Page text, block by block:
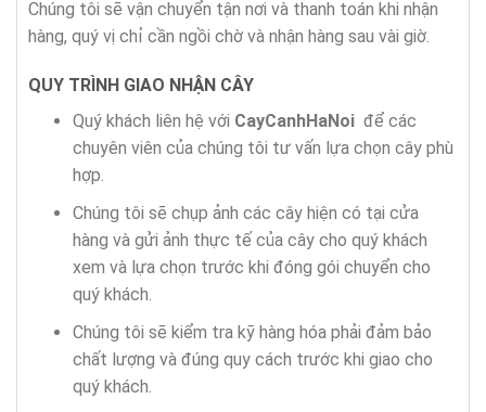
Chúng tôi sẽ vận chuyển tận nơi và thanh toán khi nhận
hàng, quý vị chỉ cần ngồi chờ và nhận hàng sau vài giờ.
QUY TRÌNH GIAO NHẬN CÂY
Quý khách liên hệ với CayCanhHaNoiđể các
chuyên viên của chúng tôi tư vấn lựa chọn cây phù
hợp.
Chúng tôi sẽ chụp ảnh các cây hiện có tại cửa
hàng và gửi ảnh thực tế của cây cho quý khách
xem và lựa chọn trước khi đóng gói chuyển cho
quý khách.
Chúng tôi sẽ kiểm tra kỹ hàng hóa phải đảm bảo
chất lượng và đúng quy cách trước khi giao cho
quý khách.